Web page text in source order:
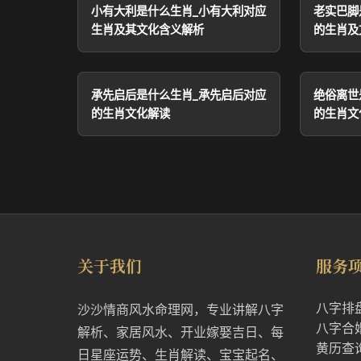
小有大利是什么生肖_小有大利对应
生肖及其文化含义解析
老实巴
的生肖
承先启后是什么生肖_承先启后对应
的生肖文化解读
绝俗离
的生肖
关于我们
沙沙情商风水命理网，专业讲解八字
解析、家居风水、开业嫁娶吉日、每
日星座运势、生肖解读、宝宝起名、
服务
八字排
八字合
黄历查